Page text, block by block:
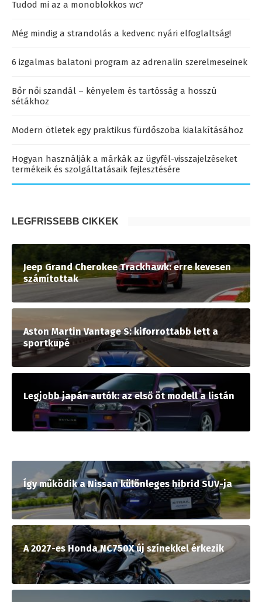
Tudod mi az a monoblokkos wc?
Még mindig a strandolás a kedvenc nyári elfoglaltság!
6 izgalmas balatoni program az adrenalin szerelmeseinek
Bőr női szandál – kényelem és tartósság a hosszú
sétákhoz
Modern ötletek egy praktikus fürdőszoba kialakításához
Hogyan használják a márkák az ügyfél-visszajelzéseket
termékeik és szolgáltatásaik fejlesztésére
LEGFRISSEBB CIKKEK
Jeep Grand Cherokee Trackhawk: erre kevesen
számítottak
Aston Martin Vantage S: kiforrottabb lett a
sportkupé
Legjobb japán autók: az első öt modell a listán
Így működik a Nissan különleges hibrid SUV-ja
A 2027-es Honda NC750X új színekkel érkezik